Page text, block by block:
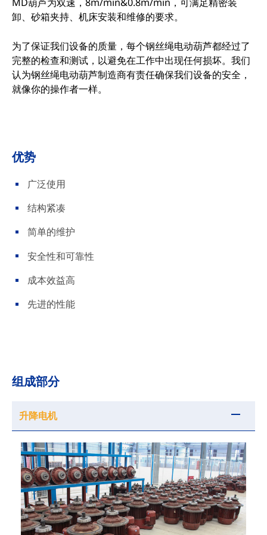
卸、砂箱夹持、机床安装和维修的要求。
为了保证我们设备的质量，每个钢丝绳电动葫芦都经过了
完整的检查和测试，以避免在工作中出现任何损坏。我们
认为钢丝绳电动葫芦制造商有责任确保我们设备的安全，
就像你的操作者一样。
优势
广泛使用
结构紧凑
简单的维护
安全性和可靠性
成本效益高
先进的性能
组成部分
升降电机